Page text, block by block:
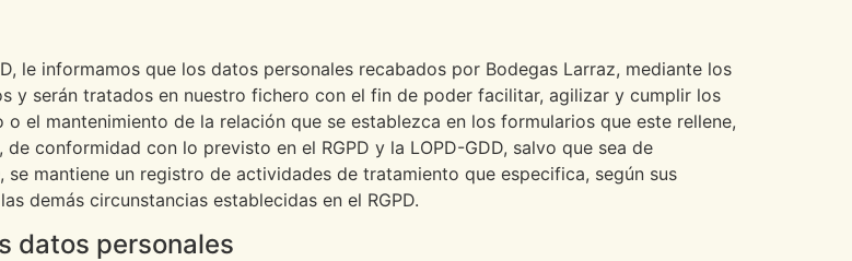
le informamos que los datos personales recabados por Bodegas Larraz, mediante los
y serán tratados en nuestro fichero con el fin de poder facilitar, agilizar y cumplir los
el mantenimiento de la relación que se establezca en los formularios que este rellene,
conformidad con lo previsto en el RGPD y la LOPD-GDD, salvo que sea de
mantiene un registro de actividades de tratamiento que especifica, según sus
demás circunstancias establecidas en el RGPD.
datos personales